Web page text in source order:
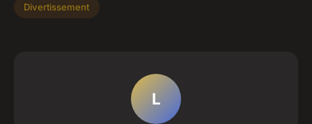
Divertissement
L